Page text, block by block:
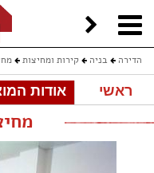
הדירה בניה קירות ומחיצות
ראשי אודות